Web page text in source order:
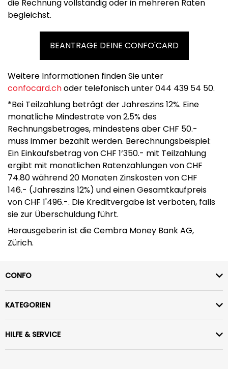
die Rechnung vollständig oder in mehreren Raten
begleichst.
BEANTRAGE DEINE CONFO'CARD
Weitere Informationen finden Sie unter
confocard.choder telefonisch unter 044 439 54 50.
*Bei Teilzahlung beträgt der Jahreszins 12%. Eine
monatliche Mindestrate von 2.5% des
Rechnungsbetrages, mindestens aber CHF 50.-
muss immer bezahlt werden. Berechnungsbeispiel:
Ein Einkaufsbetrag von CHF 1‘350.- mit Teilzahlung
ergibt mit monatlichen Ratenzahlungen von CHF
74.80 während 20 Monaten Zinskosten von CHF
146.- (Jahreszins 12%) und einen Gesamtkaufpreis
von CHF 1'496.-. Die Kreditvergabe ist verboten, falls
sie zur Überschuldung führt.
Herausgeberin ist die Cembra Money Bank AG,
Zürich.
CONFO
KATEGORIEN
HILFE & SERVICE